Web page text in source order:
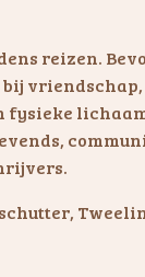
reizen.
fysieke